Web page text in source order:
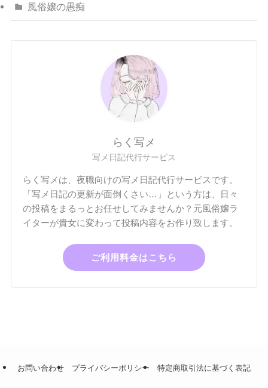
風俗嬢の愚痴
らく写メ
写メ日記代行サービス
らく写メは、夜職向けの写メ日記代行サービスです。
「写メ日記の更新が面倒くさい…」という方は、日々
の投稿をまるっとお任せしてみませんか？元風俗嬢ラ
イターが貴女に変わって投稿内容をお作り致します。
ご利用料金はこちら
お問い合わせ プライバシーポリシー 特定商取引法に基づく表記